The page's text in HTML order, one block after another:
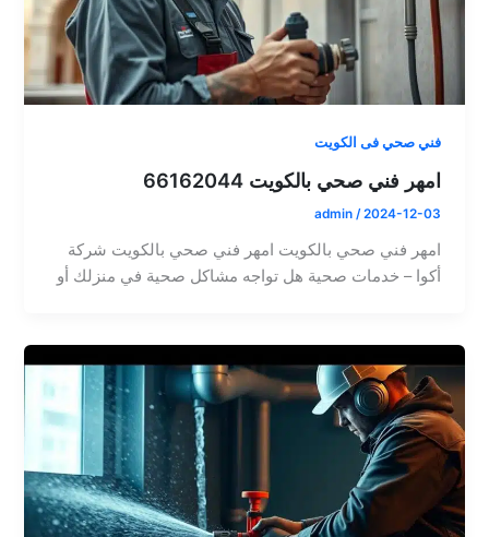
فني صحي فى الكويت
امهر فني صحي بالكويت 66162044
admin /2024-12-03
امهر فني صحي بالكويت امهر فني صحي بالكويت شركة
أكوا – خدمات صحية هل تواجه مشاكل صحية في منزلك أو